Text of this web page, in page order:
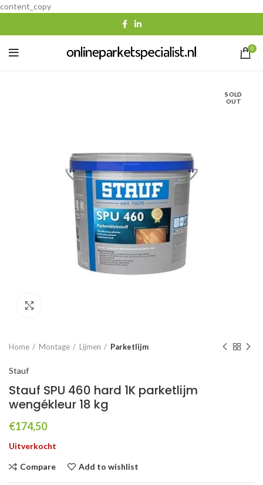
content_copy
0
SOLD
OUT
Home Montage Lijmen Parketlijm
Stauf
Stauf SPU 460 hard 1K parketlijm
wengékleur 18 kg
€174,50
Uitverkocht
Compare Add to wishlist